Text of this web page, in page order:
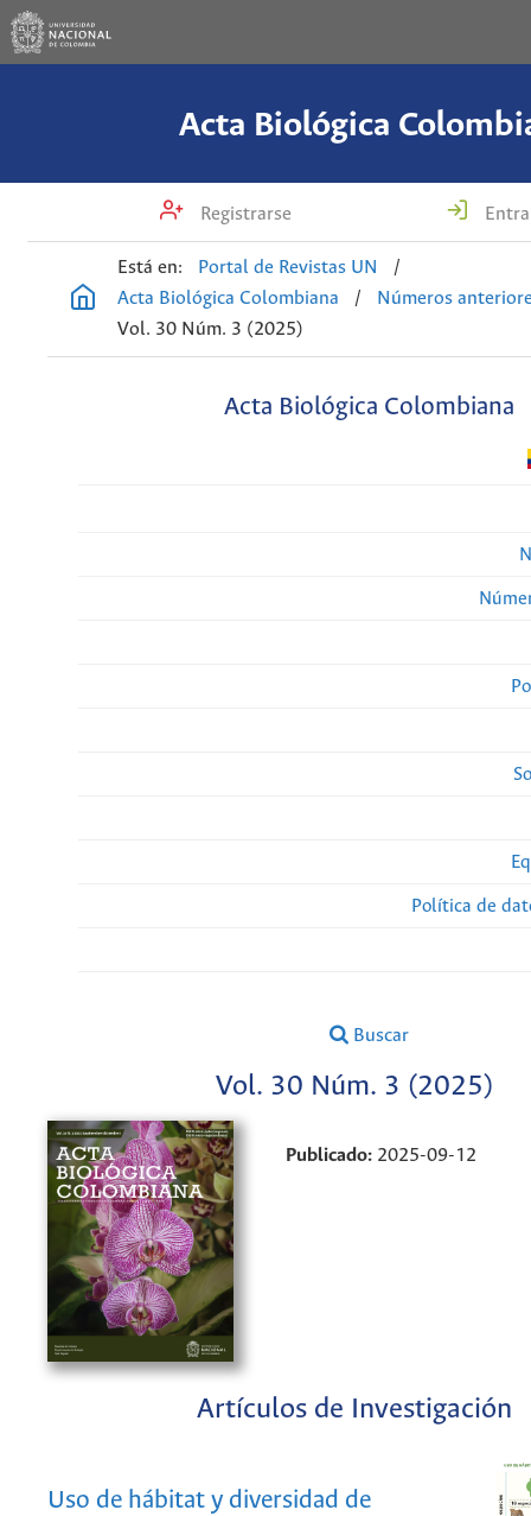
Acta Biológica
Registrarse
Está en: Portal de Revistas UN
/
Acta Biológica Colombiana
/
Números
Vol. 30 Núm. 3 (2025)
Acta Biológica Colombiana
Política de
Buscar
Vol. 30 Núm. 3 (2025)
Publicado: 2025-09-12
Artículos de Investigación
Uso de hábitat y diversidad de